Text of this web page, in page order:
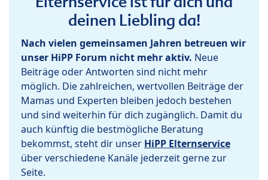
deinen Liebling da!
Nach vielen gemeinsamen Jahren betreuen wir
unser HiPP Forum nicht mehr aktiv. Neue
Beiträge oder Antworten sind nicht mehr
möglich. Die zahlreichen, wertvollen Beiträge der
Mamas und Experten bleiben jedoch bestehen
und sind weiterhin für dich zugänglich. Damit du
auch künftig die bestmögliche Beratung
bekommst, steht dir unser HiPP Elternservice
über verschiedene Kanäle jederzeit gerne zur
Seite.